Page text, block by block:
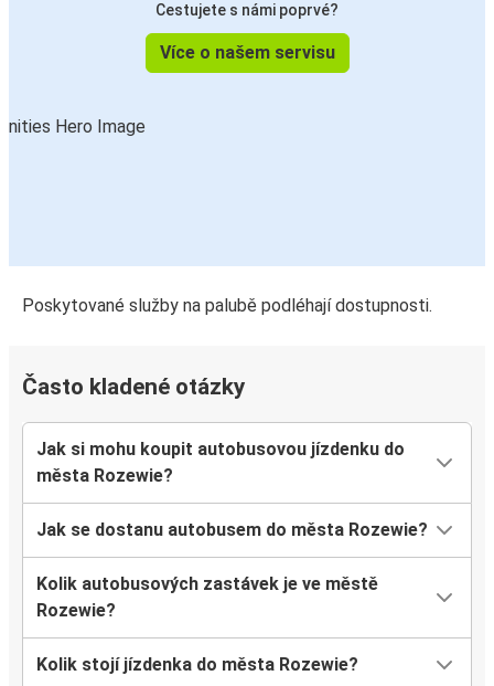
Cestujete s námi poprvé?
Více o našem servisu
Poskytované služby na palubě podléhají dostupnosti.
Často kladené otázky
Jak si mohu koupit autobusovou jízdenku do
města Rozewie?
Jak se dostanu autobusem do města Rozewie?
Kolik autobusových zastávek je ve městě
Rozewie?
Kolik stojí jízdenka do města Rozewie?